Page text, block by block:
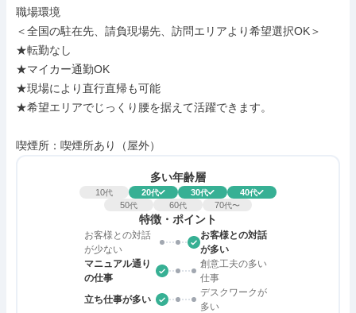
職場環境
＜全国の駐在先、請負現場先、訪問エリアより希望選択OK＞
★転勤なし
★マイカー通勤OK
★現場により直行直帰も可能
★希望エリアでじっくり腰を据えて活躍できます。
喫煙所：喫煙所あり（屋外）
多い年齢層
10代 20代 30代 40代
50代 60代 70代〜
特徴・ポイント
お客様との対話
が少ない
お客様との対話
が多い
マニュアル通り
の仕事
創意工夫の多い
仕事
立ち仕事が多い
デスクワークが
多い